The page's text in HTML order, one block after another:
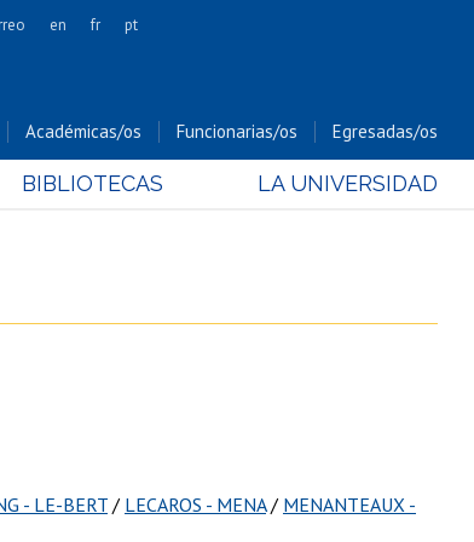
Forestales y Conservación
Cs. Sociales
en fr pt
Académicas/os Funcionarias/os Egresadas/os
BIBLIOTECAS LA UNIVERSIDAD
- LE-BERT/ LECAROS - MENA/ MENANTEAUX -